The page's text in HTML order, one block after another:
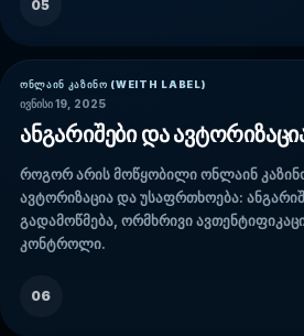
05
ᲝᲜᲚᲐᲘᲜ ᲙᲐᲖᲘᲜᲝ (WEITH LABEL)
ივნისი 19, 2025
ანგარიშები და
როგორ არის მოწყობილი ონლაინ
ავტორიზაცია და უსაფრთხოება:
გადამოწმება, ორმხრივი
კონტროლი.
06